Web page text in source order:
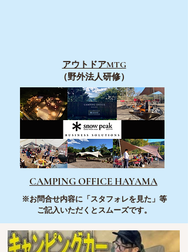
​アウトドアMTG
（野外法人研修）
CAMPING OFFICE HAYAMA
※お問合せ内容に「スタフォレを見た」等
ご記入いただくとスムーズです。